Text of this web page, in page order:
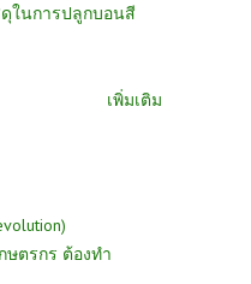
ในการปลูกบอนสี
เพิ่มเติม
ษตรกร ต้องทำ